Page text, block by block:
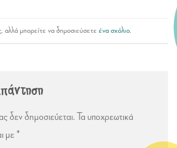
αλλά μπορείτε να δημοσιεύσετε ένα σχόλιο.
δεν δημοσιεύεται. Τα υποχρεωτικά
με *